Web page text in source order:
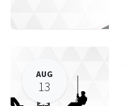
AUG
13